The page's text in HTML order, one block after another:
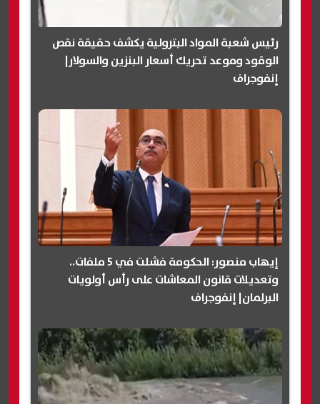
رئيس شعبة المواد البترولية يكشف حقيقة نقص
الوقود وموعد تحريك أسعار البنزين والسولار|
إنفوجراف
إيهاب منصور: الحكومة فشلت في 5 ملفات..
وتعديلات قانون المعاشات على رأس أولويات
البرلمان| إنفوجراف